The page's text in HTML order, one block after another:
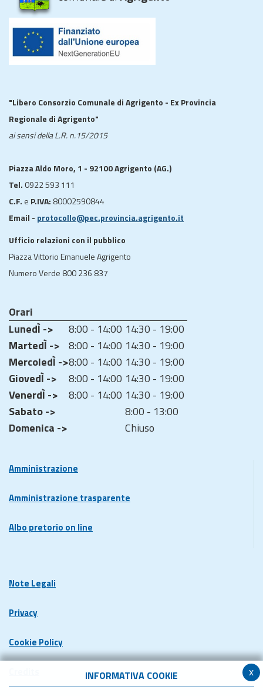
x
INFORMATIVA COOKIE
"Libero Consorzio Comunale di Agrigento - Ex Provincia
Regionale di Agrigento"
ai sensi della L.R. n.15/2015
Piazza Aldo Moro, 1 - 92100 Agrigento (AG.)
Tel. 0922 593 111
C.F. e P.IVA: 80002590844
Email - protocollo@pec.provincia.agrigento.it
Ufficio relazioni con il pubblico
Piazza Vittorio Emanuele Agrigento
Numero Verde 800 236 837
Orari
LunedÌ ->
8:00 - 14:00 14:30 - 19:00
MartedÌ -> 8:00 - 14:00 14:30 - 19:00
MercoledÌ ->8:00 - 14:00 14:30 - 19:00
GiovedÌ ->
8:00 - 14:00 14:30 - 19:00
VenerdÌ ->
8:00 - 14:00 14:30 - 19:00
Sabato ->
8:00 - 13:00
Domenica ->
Chiuso
Amministrazione
Amministrazione trasparente
Albo pretorio on line
Note Legali
Privacy
Cookie Policy